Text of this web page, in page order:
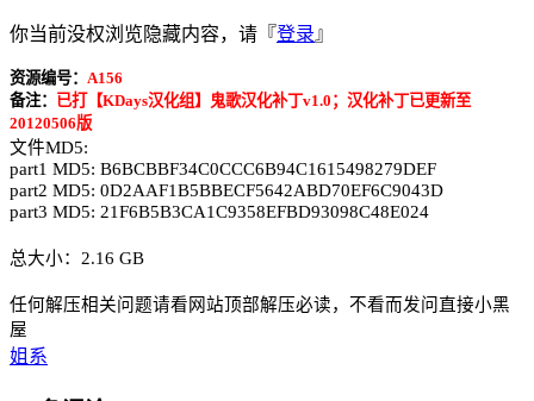
你当前没权浏览隐藏内容，请『登录 』
资源编号： A156
备注：
已打【KDays汉化组】鬼歌汉化补丁v1.0；汉化补丁已更新至
20120506版
文件MD5:
part1 MD5: B6BCBBF34C0CCC6B94C1615498279DEF
part2 MD5: 0D2AAF1B5BBECF5642ABD70EF6C9043D
part3 MD5: 21F6B5B3CA1C9358EFBD93098C48E024
总大小：2.16 GB
任何解压相关问题请看网站顶部解压必读，不看而发问直接小黑
屋
姐系